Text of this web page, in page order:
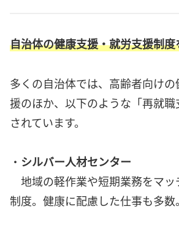
自治体の健康支援・就労支援制
多くの自治体では、高齢者向け
援のほか、以下のような「再就
されています。
・ シルバー人材センター
地域の軽作業や短期業務をマッ
制度。健康に配慮した仕事も多数。